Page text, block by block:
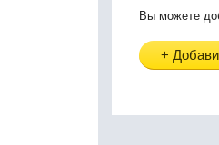
Вы можете
+